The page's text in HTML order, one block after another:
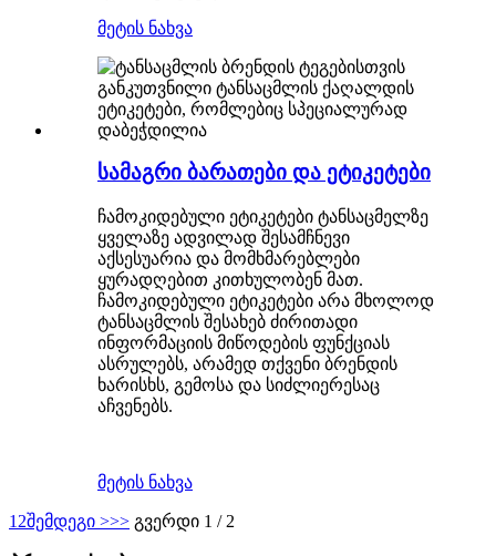
მეტის ნახვა
სამაგრი ბარათები და ეტიკეტები
ჩამოკიდებული ეტიკეტები ტანსაცმელზე
ყველაზე ადვილად შესამჩნევი
აქსესუარია და მომხმარებლები
ყურადღებით კითხულობენ მათ.
ჩამოკიდებული ეტიკეტები არა მხოლოდ
ტანსაცმლის შესახებ ძირითადი
ინფორმაციის მიწოდების ფუნქციას
ასრულებს, არამედ თქვენი ბრენდის
ხარისხს, გემოსა და სიძლიერესაც
აჩვენებს.
მეტის ნახვა
1 2შემდეგი >>> გვერდი 1 / 2